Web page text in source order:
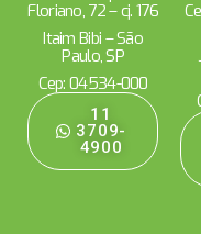
Floriano, 72 – cj. 176
Itaim Bibi – São
Paulo, SP
Cep: 04534-000
11
3709-
4900